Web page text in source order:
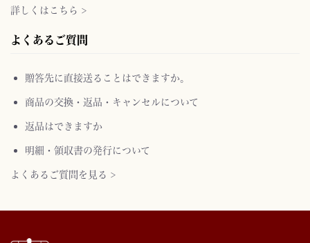
詳しくはこちら >
よくあるご質問
贈答先に直接送ることはできますか。
商品の交換・返品・キャンセルについて
返品はできますか
明細・領収書の発行について
よくあるご質問を見る >